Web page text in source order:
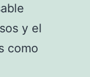
y el
como